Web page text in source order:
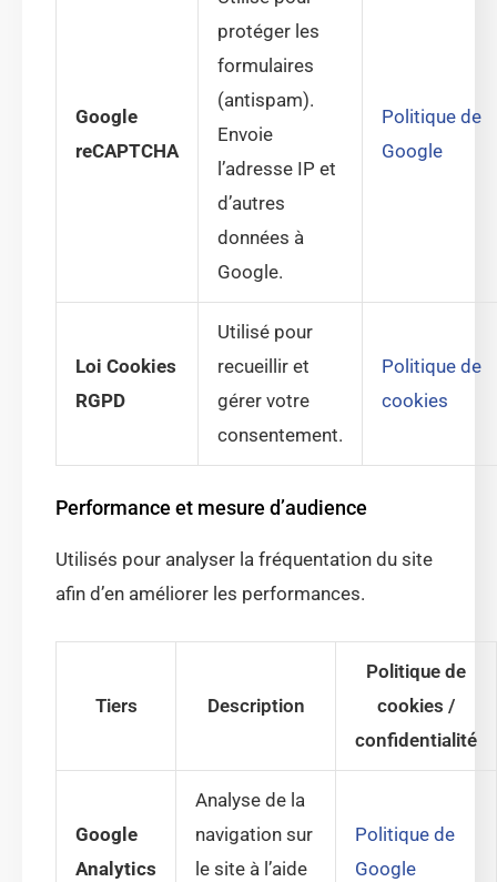
Google
reCAPTCHA
protéger les
formulaires
(antispam).
Envoie
l’adresse IP et
d’autres
données à
Google.
Politique de
Google
Loi Cookies
RGPD
Utilisé pour
recueillir et
gérer votre
consentement.
Politique de
cookies
Performance et mesure d’audience
Utilisés pour analyser la fréquentation du site
afin d’en améliorer les performances.
Tiers Description
Politique de
cookies /
confidentialité
Google
Analytics
Analyse de la
navigation sur
le site à l’aide
Politique de
Google